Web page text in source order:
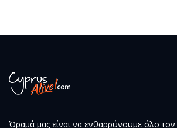
Όραμά μας είναι να ενθαρρύνουμε όλο